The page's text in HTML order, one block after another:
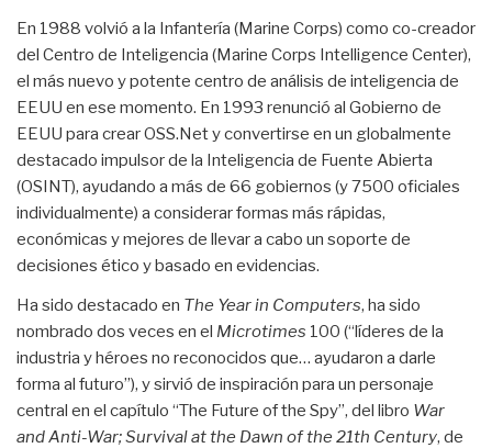
En 1988 volvió a la Infantería (Marine Corps) como co-creador
del Centro de Inteligencia (Marine Corps Intelligence Center),
el más nuevo y potente centro de análisis de inteligencia de
EEUU en ese momento. En 1993 renunció al Gobierno de
EEUU para crear OSS.Net y convertirse en un globalmente
destacado impulsor de la Inteligencia de Fuente Abierta
(OSINT), ayudando a más de 66 gobiernos (y 7500 oficiales
individualmente) a considerar formas más rápidas,
económicas y mejores de llevar a cabo un soporte de
decisiones ético y basado en evidencias.
Ha sido destacado en The Year in Computers, ha sido
nombrado dos veces en el Microtimes 100 (“líderes de la
industria y héroes no reconocidos que… ayudaron a darle
forma al futuro”), y sirvió de inspiración para un personaje
central en el capítulo “The Future of the Spy”, del libro War
and Anti-War; Survival at the Dawn of the 21th Century, de